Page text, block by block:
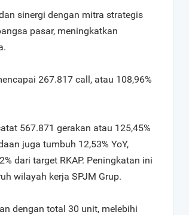
sinergi dengan mitra strategis
pasar, meningkatkan
267.817 call, atau 108,96%
567.871 gerakan atau 125,45%
juga tumbuh 12,53% YoY,
dari target RKAP. Peningkatan ini
wilayah kerja SPJM Grup.
dengan total 30 unit, melebihi